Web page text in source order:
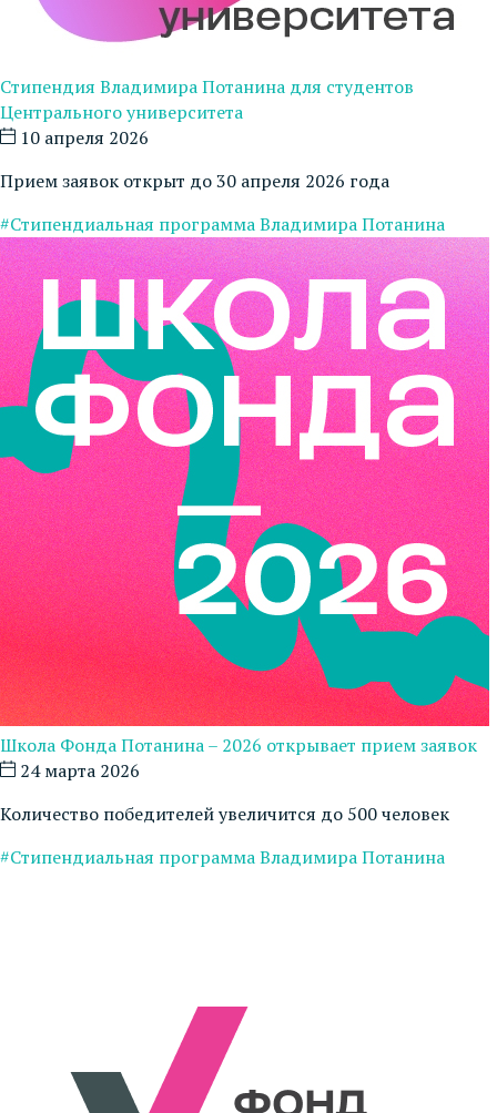
Стипендия Владимира Потанина для студентов
Центрального университета
10 апреля 2026
Прием заявок открыт до 30 апреля 2026 года
#Стипендиальная программа Владимира Потанина
Школа Фонда Потанина – 2026 открывает прием заявок
24 марта 2026
Количество победителей увеличится до 500 человек
#Стипендиальная программа Владимира Потанина